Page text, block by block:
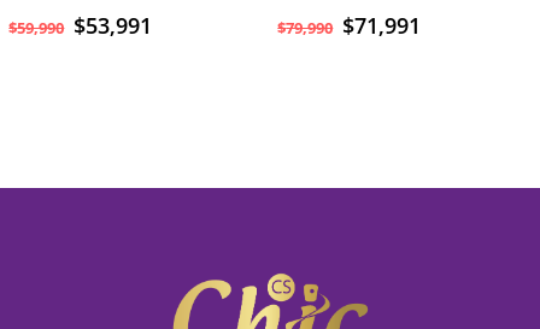
$59,990 $53,991 $79,990 $71,991